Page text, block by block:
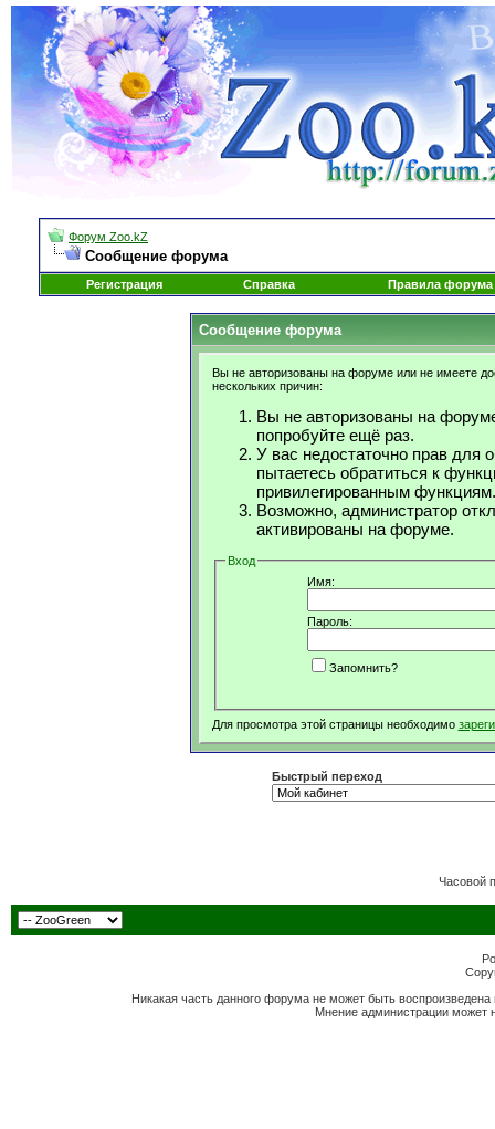
Форум Zoo.kZ
Сообщение форума
Регистрация Справка Правила форума
Сообщение форума
Вы не авторизованы на форуме или не имеете
нескольких причин:
Вы не авторизованы на
попробуйте ещё раз.
У вас недостаточно прав для
пытаетесь обратиться к
привилегированным функциям.
Возможно, администратор
активированы на форуме.
Вход
Имя:
Пароль:
Запомнить?
Для просмотра этой страницы необходимо
Быстрый переход
Часовой
Никакая часть данного форума не может быть
Мнение администрации может